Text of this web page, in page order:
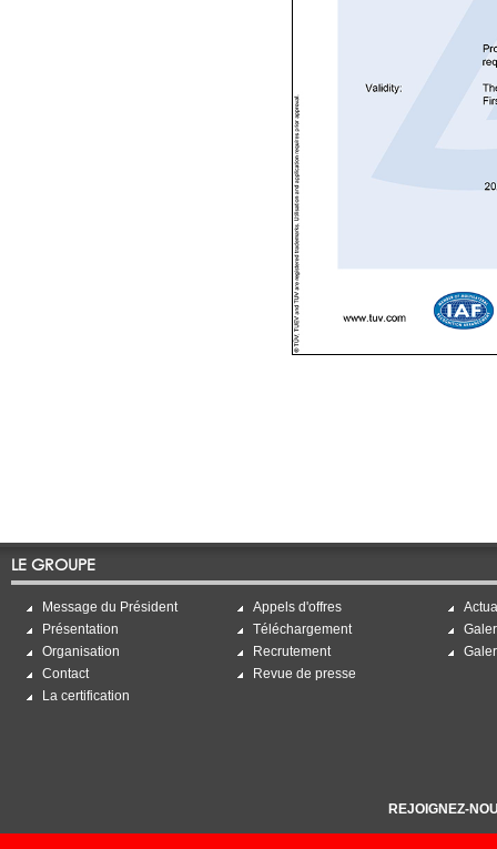
LE GROUPE
Message du Président
Présentation
Organisation
Contact
La certification
Appels d'offres
Téléchargement
Recrutement
Revue de presse
REJOIGNEZ-